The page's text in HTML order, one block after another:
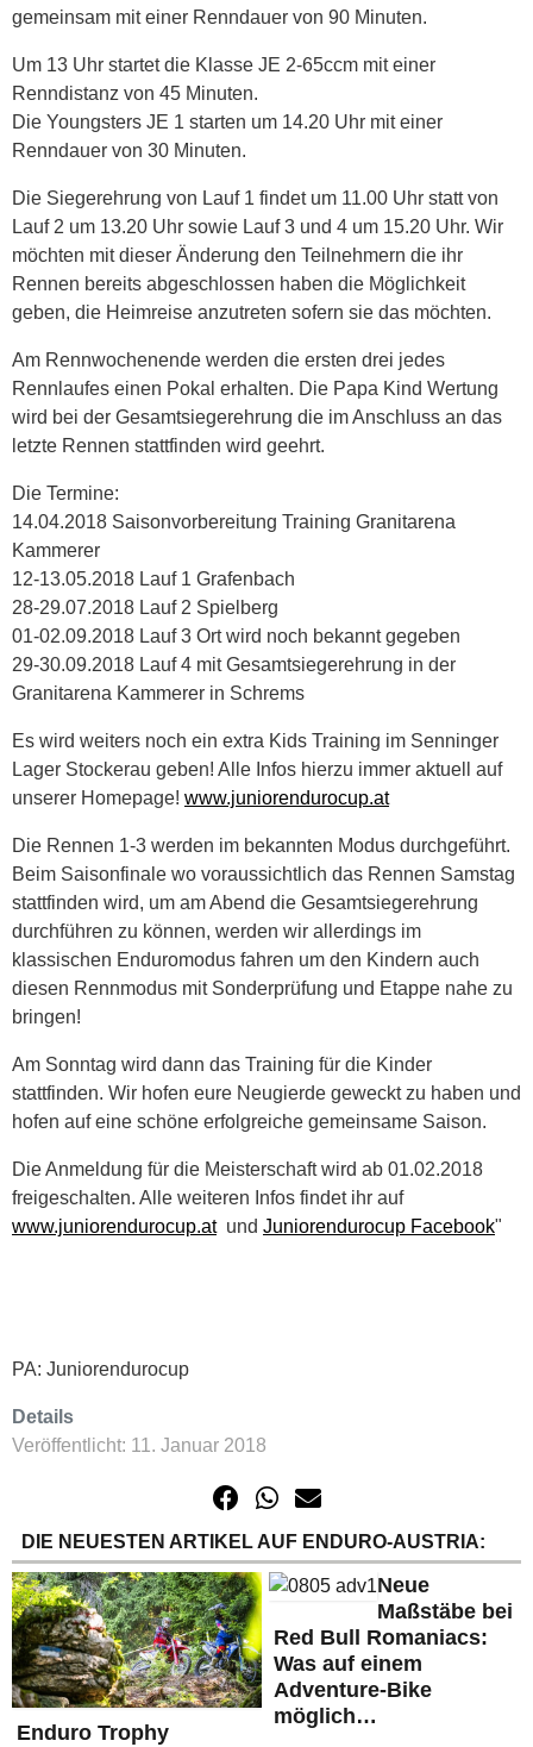
gemeinsam mit einer Renndauer von 90 Minuten.
Um 13 Uhr startet die Klasse JE 2-65ccm mit einer
Renndistanz von 45 Minuten.
Die Youngsters JE 1 starten um 14.20 Uhr mit einer
Renndauer von 30 Minuten.
Die Siegerehrung von Lauf 1 findet um 11.00 Uhr statt von
Lauf 2 um 13.20 Uhr sowie Lauf 3 und 4 um 15.20 Uhr. Wir
möchten mit dieser Änderung den Teilnehmern die ihr
Rennen bereits abgeschlossen haben die Möglichkeit
geben, die Heimreise anzutreten sofern sie das möchten.
Am Rennwochenende werden die ersten drei jedes
Rennlaufes einen Pokal erhalten. Die Papa Kind Wertung
wird bei der Gesamtsiegerehrung die im Anschluss an das
letzte Rennen stattfinden wird geehrt.
Die Termine:
14.04.2018 Saisonvorbereitung Training Granitarena
Kammerer
12-13.05.2018 Lauf 1 Grafenbach
28-29.07.2018 Lauf 2 Spielberg
01-02.09.2018 Lauf 3 Ort wird noch bekannt gegeben
29-30.09.2018 Lauf 4 mit Gesamtsiegerehrung in der
Granitarena Kammerer in Schrems
Es wird weiters noch ein extra Kids Training im Senninger
Lager Stockerau geben! Alle Infos hierzu immer aktuell auf
unserer Homepage! www.juniorendurocup.at
Die Rennen 1-3 werden im bekannten Modus durchgeführt.
Beim Saisonfinale wo voraussichtlich das Rennen Samstag
stattfinden wird, um am Abend die Gesamtsiegerehrung
durchführen zu können, werden wir allerdings im
klassischen Enduromodus fahren um den Kindern auch
diesen Rennmodus mit Sonderprüfung und Etappe nahe zu
bringen!
Am Sonntag wird dann das Training für die Kinder
stattfinden. Wir hofen eure Neugierde geweckt zu haben und
hofen auf eine schöne erfolgreiche gemeinsame Saison.
Die Anmeldung für die Meisterschaft wird ab 01.02.2018
freigeschalten. Alle weiteren Infos findet ihr auf
www.juniorendurocup.atund Juniorendurocup Facebook"
PA: Juniorendurocup
Details
Veröffentlicht: 11. Januar 2018
DIE NEUESTEN ARTIKEL AUF ENDURO-AUSTRIA:
Enduro Trophy
Neue
Maßstäbe bei
Red Bull Romaniacs:
Was auf einem
Adventure-Bike
möglich…